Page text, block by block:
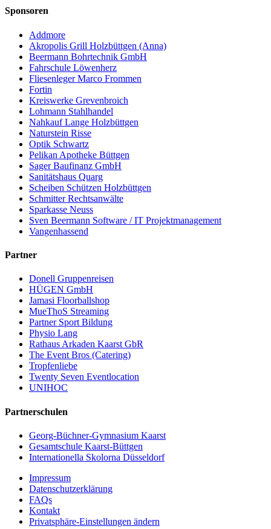
Sponsoren
Addmore
Akropolis Grill Holzbüttgen (Anna)
Beermann Bohrtechnik GmbH
Fahrschule Löwenherz
Fliesenleger Marco Frommen
Fortin
Kreiswerke Grevenbroich
Lohmann Stahlhandel
Nahkauf Lange Holzbüttgen
Naturstein Risse
Optik Schwartz
Pelikan Apotheke Büttgen
Sager Baufinanz GmbH
Sanitätshaus Quarg
Scheiben Schützen Holzbüttgen
Schmitter Rechtsanwälte
Sparkasse Neuss
Sven Beermann Software / IT Projektmanagement
Vangenhassend
Partner
Donell Gruppenreisen
HÜGEN GmbH
Jamasi Floorballshop
MueThoS Streaming
Partner Sport Bildung
Physio Lang
Rathaus Arkaden Kaarst GbR
The Event Bros (Catering)
Tropfenliebe
Twenty Seven Eventlocation
UNIHOC
Partnerschulen
Georg-Büchner-Gymnasium Kaarst
Gesamtschule Kaarst-Büttgen
Internationella Skolorna Düsseldorf
Impressum
Datenschutzerklärung
FAQs
Kontakt
Privatsphäre-Einstellungen ändern